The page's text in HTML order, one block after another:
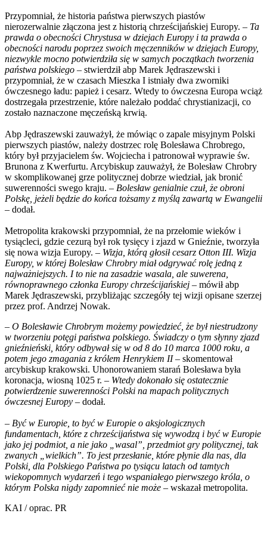
Przypomniał, że historia państwa pierwszych piastów
nierozerwalnie złączona jest z historią chrześcijańskiej Europy. – Ta
prawda o obecności Chrystusa w dziejach Europy i ta prawda o
obecności narodu poprzez swoich męczenników w dziejach Europy,
niezwykle mocno potwierdziła się w samych początkach tworzenia
państwa polskiego – stwierdził abp Marek Jędraszewski i
przypomniał, że w czasach Mieszka I istniały dwa zworniki
ówczesnego ładu: papież i cesarz. Wtedy to ówczesna Europa wciąż
dostrzegała przestrzenie, które należało poddać chrystianizacji, co
zostało naznaczone męczeńską krwią.
Abp Jędraszewski zauważył, że mówiąc o zapale misyjnym Polski
pierwszych piastów, należy dostrzec rolę Bolesława Chrobrego,
który był przyjacielem św. Wojciecha i patronował wyprawie św.
Brunona z Kwerfurtu. Arcybiskup zauważył, że Bolesław Chrobry
w skomplikowanej grze politycznej dobrze wiedział, jak bronić
suwerenności swego kraju. – Bolesław genialnie czuł, że obroni
Polskę, jeżeli będzie do końca tożsamy z myślą zawartą w Ewangelii
– dodał.
Metropolita krakowski przypomniał, że na przełomie wieków i
tysiącleci, gdzie cezurą był rok tysięcy i zjazd w Gnieźnie, tworzyła
się nowa wizja Europy. – Wizja, którą głosił cesarz Otton III. Wizja
Europy, w której Bolesław Chrobry miał odgrywać rolę jedną z
najważniejszych. I to nie na zasadzie wasala, ale suwerena,
równoprawnego członka Europy chrześcijańskiej – mówił abp
Marek Jędraszewski, przybliżając szczegóły tej wizji opisane szerzej
przez prof. Andrzej Nowak.
– O Bolesławie Chrobrym możemy powiedzieć, że był niestrudzony
w tworzeniu potęgi państwa polskiego. Świadczy o tym słynny zjazd
gnieźnieński, który odbywał się w od 8 do 10 marca 1000 roku, a
potem jego zmagania z królem Henrykiem II– skomentował
arcybiskup krakowski. Uhonorowaniem starań Bolesława była
koronacja, wiosną 1025 r. – Wtedy dokonało się ostatecznie
potwierdzenie suwerenności Polski na mapach politycznych
ówczesnej Europy – dodał.
– Być w Europie, to być w Europie o aksjologicznych
fundamentach, które z chrześcijaństwa się wywodzą i być w Europie
jako jej podmiot, a nie jako „wasal”, przedmiot gry politycznej, tak
zwanych „wielkich”. To jest przesłanie, które płynie dla nas, dla
Polski, dla Polskiego Państwa po tysiącu latach od tamtych
wiekopomnych wydarzeń i tego wspaniałego pierwszego króla, o
którym Polska nigdy zapomnieć nie może – wskazał metropolita.
KAI / oprac. PR